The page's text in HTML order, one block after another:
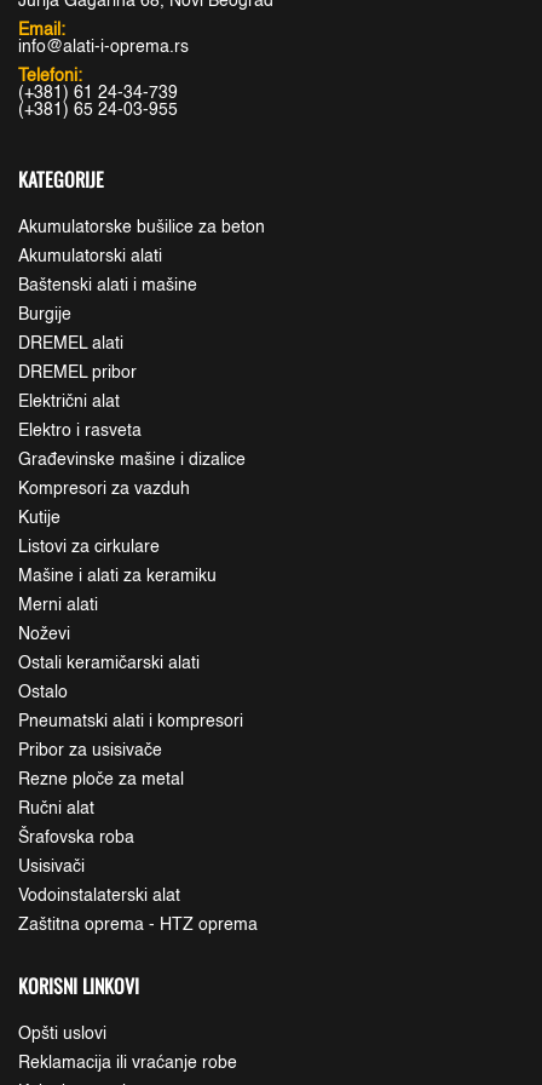
Email:
info@alati-i-oprema.rs
Telefoni:
(+381) 61 24-34-739
(+381) 65 24-03-955
KATEGORIJE
Akumulatorske bušilice za beton
Akumulatorski alati
Baštenski alati i mašine
Burgije
DREMEL alati
DREMEL pribor
Električni alat
Elektro i rasveta
Građevinske mašine i dizalice
Kompresori za vazduh
Kutije
Listovi za cirkulare
Mašine i alati za keramiku
Merni alati
Noževi
Ostali keramičarski alati
Ostalo
Pneumatski alati i kompresori
Pribor za usisivače
Rezne ploče za metal
Ručni alat
Šrafovska roba
Usisivači
Vodoinstalaterski alat
Zaštitna oprema - HTZ oprema
KORISNI LINKOVI
Opšti uslovi
Reklamacija ili vraćanje robe